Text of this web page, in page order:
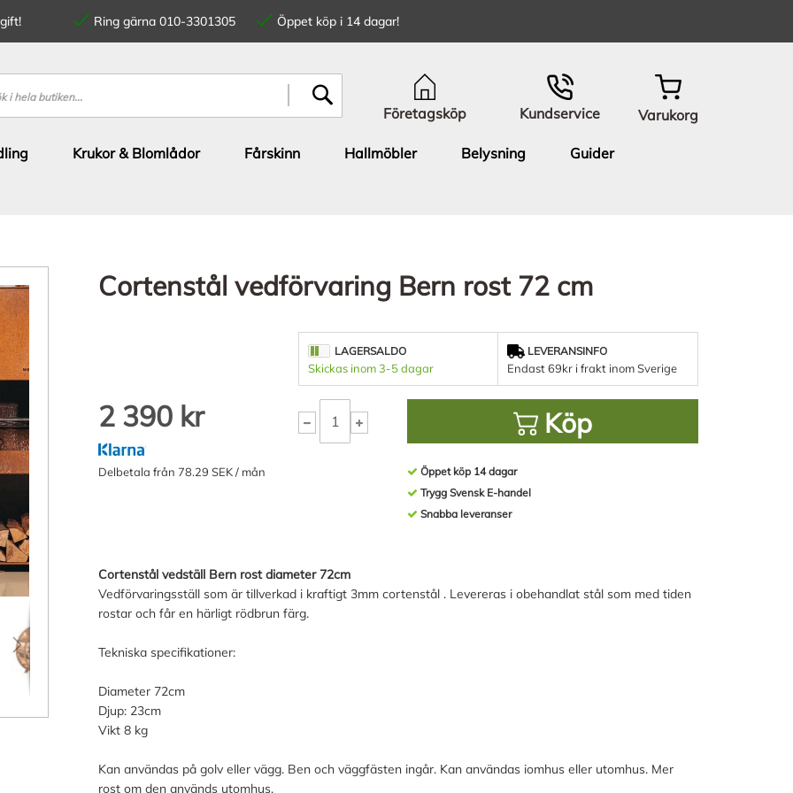
Ring gärna 010-3301305
Öppet köp i 14 dagar!
Företagsköp Kundservice Varukorg
Krukor & Blomlådor Fårskinn Hallmöbler Belysning
Guider
Cortenstål vedförvaring Bern rost 72 cm
2 390 kr
Delbetala från 78.29 SEK / mån
LAGERSALDO
Skickas inom 3-5 dagar
LEVERANSINFO
Endast 69kr i frakt inom Sverige
Köp
Öppet köp 14 dagar
Trygg Svensk E-handel
Snabba leveranser
Cortenstål vedställ Bern rost diameter 72cm
Vedförvaringsställ som är tillverkad i kraftigt 3mm cortenstål . Levereras i obehandlat stål som med tiden
rostar och får en härligt rödbrun färg.
Tekniska specifikationer:
Diameter 72cm
Djup: 23cm
Vikt 8 kg
Kan användas på golv eller vägg. Ben och väggfästen ingår. Kan användas iomhus eller utomhus. Mer
rost om den används utomhus.